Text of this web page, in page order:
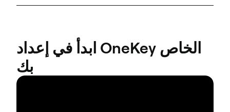
ابدأ في إعداد OneKey الخاص
بك